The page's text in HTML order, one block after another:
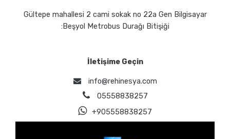
Gültepe mahallesi 2 cami sokak no 22a Gen Bilgisayar
:Beşyol Metrobus Durağı Bitişiği
İletişime Geçin
info@rehinesya.com
05558838257
+905558838257